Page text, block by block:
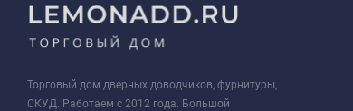
Торговый дом дверных доводчиков, фурнитуры,
СКУД. Работаем с 2012 года. Большой